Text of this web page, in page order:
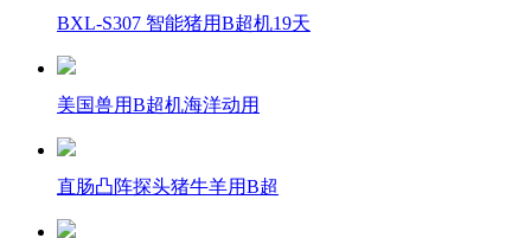
BXL-S307 智能猪用B超机19天
美国兽用B超机海洋动用
直肠凸阵探头猪牛羊用B超